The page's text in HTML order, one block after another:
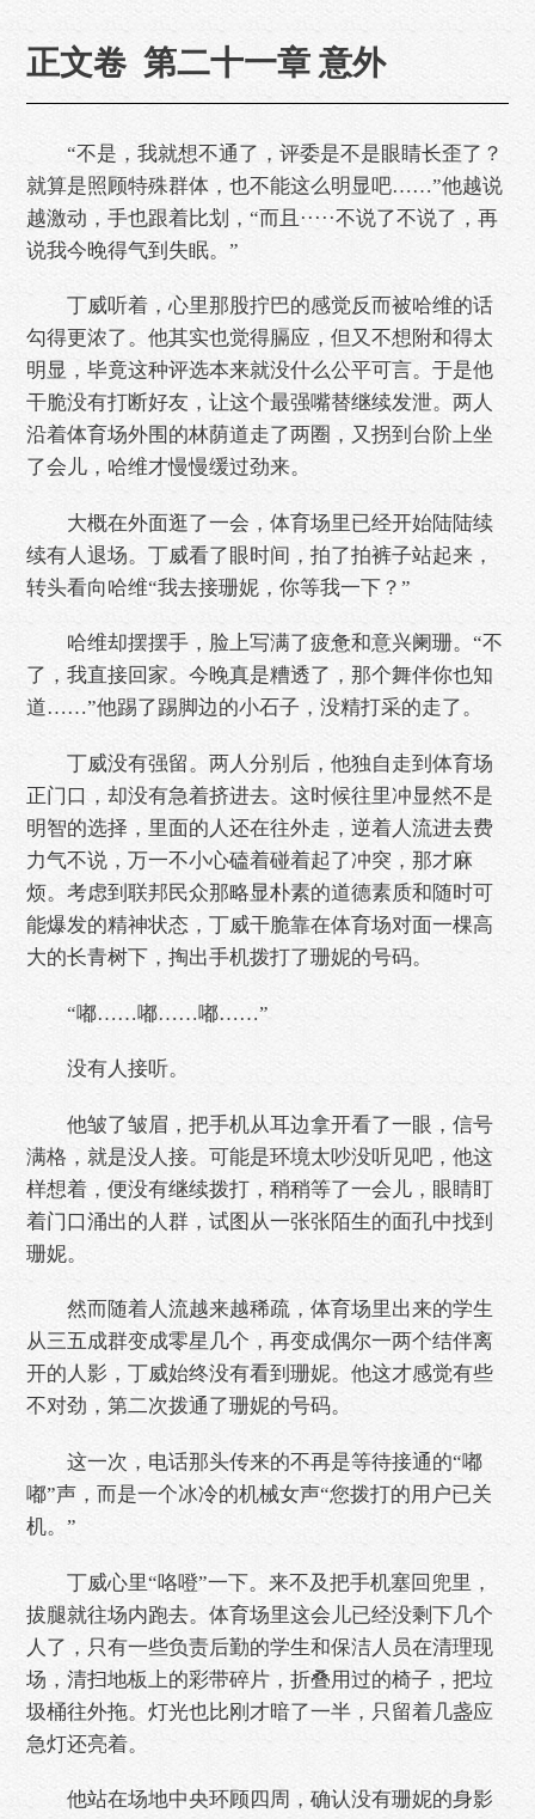
正文卷 第二十一章 意外
“不是，我就想不通了，评委是不是眼睛长歪了？
就算是照顾特殊群体，也不能这么明显吧……”他越说
越激动，手也跟着比划，“而且·····不说了不说了，再
说我今晚得气到失眠。”
丁威听着，心里那股拧巴的感觉反而被哈维的话
勾得更浓了。他其实也觉得膈应，但又不想附和得太
明显，毕竟这种评选本来就没什么公平可言。于是他
干脆没有打断好友，让这个最强嘴替继续发泄。两人
沿着体育场外围的林荫道走了两圈，又拐到台阶上坐
了会儿，哈维才慢慢缓过劲来。
大概在外面逛了一会，体育场里已经开始陆陆续
续有人退场。丁威看了眼时间，拍了拍裤子站起来，
转头看向哈维“我去接珊妮，你等我一下？”
哈维却摆摆手，脸上写满了疲惫和意兴阑珊。“不
了，我直接回家。今晚真是糟透了，那个舞伴你也知
道……”他踢了踢脚边的小石子，没精打采的走了。
丁威没有强留。两人分别后，他独自走到体育场
正门口，却没有急着挤进去。这时候往里冲显然不是
明智的选择，里面的人还在往外走，逆着人流进去费
力气不说，万一不小心磕着碰着起了冲突，那才麻
烦。考虑到联邦民众那略显朴素的道德素质和随时可
能爆发的精神状态，丁威干脆靠在体育场对面一棵高
大的长青树下，掏出手机拨打了珊妮的号码。
“嘟……嘟……嘟……”
没有人接听。
他皱了皱眉，把手机从耳边拿开看了一眼，信号
满格，就是没人接。可能是环境太吵没听见吧，他这
样想着，便没有继续拨打，稍稍等了一会儿，眼睛盯
着门口涌出的人群，试图从一张张陌生的面孔中找到
珊妮。
然而随着人流越来越稀疏，体育场里出来的学生
从三五成群变成零星几个，再变成偶尔一两个结伴离
开的人影，丁威始终没有看到珊妮。他这才感觉有些
不对劲，第二次拨通了珊妮的号码。
这一次，电话那头传来的不再是等待接通的“嘟
嘟”声，而是一个冰冷的机械女声“您拨打的用户已关
机。”
丁威心里“咯噔”一下。来不及把手机塞回兜里，
拔腿就往场内跑去。体育场里这会儿已经没剩下几个
人了，只有一些负责后勤的学生和保洁人员在清理现
场，清扫地板上的彩带碎片，折叠用过的椅子，把垃
圾桶往外拖。灯光也比刚才暗了一半，只留着几盏应
急灯还亮着。
他站在场地中央环顾四周，确认没有珊妮的身影